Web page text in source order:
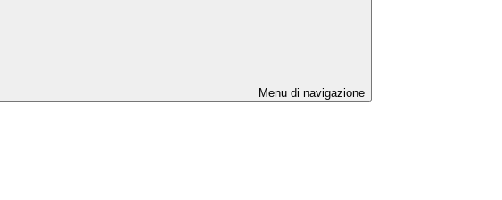
Menu di navigazione